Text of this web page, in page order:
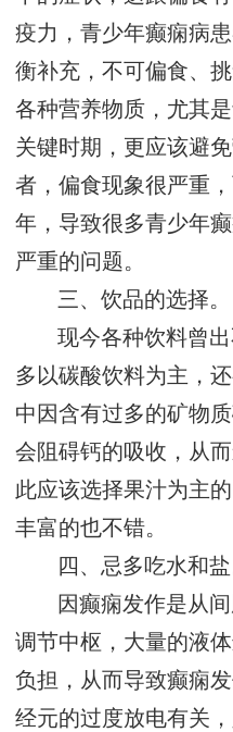
疫力，青少年癫痫病
衡补充，不可偏食、
各种营养物质，尤其
关键时期，更应该避
者，偏食现象很严重
年，导致很多青少年
严重的问题。
三、饮品的选择。
现今各种饮料曾
多以碳酸饮料为主，
中因含有过多的矿物
会阻碍钙的吸收，从
此应该选择果汁为主
丰富的也不错。
四、忌多吃水和盐
因癫痫发作是从
调节中枢，大量的液
负担，从而导致癫痫
经元的过度放电有关